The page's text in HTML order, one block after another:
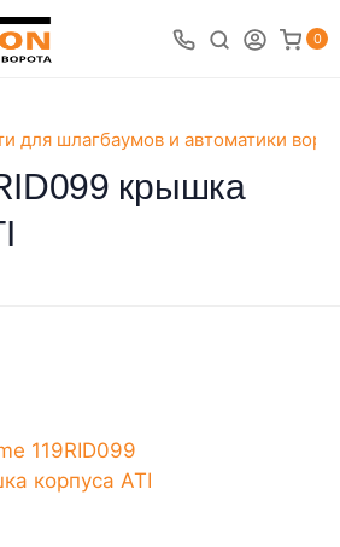
0
для шлагбаумов и автоматики
крышка